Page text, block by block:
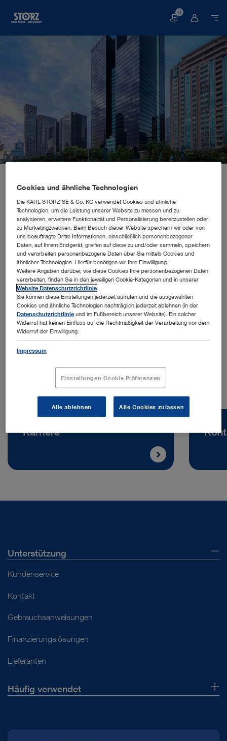
Warenkorb
0
VERTRIEBS- UND MARKETINGNIEDERLASSUNG
KARL STORZ Endoscopy
(Shanghai) Limited
Adresse:
KARL STORZ Endoscopy (Shanghai) Limited
No. 8 Jianguomenwai Street, Chaoyang District
Karriere
Unterstützung
Kundenservice
Kontakt
Gebrauchsanweisungen
Finanzierungslösungen
Lieferanten
Häufig verwendet
Cookies und ähnliche Technologien
Die KARL STORZ SE & Co. KG verwendet Cookies und ähnliche
Technologien, um die Leistung unserer Website zu messen und zu
analysieren, erweitere Funktionalität und Personalisierung bereitzustellen oder
zu Marketingzwecken. Beim Besuch dieser Website speichern wir oder von
uns beauftragte Dritte Informationen, einschließlich personenbezogener
Daten, auf Ihrem Endgerät, greifen auf diese zu und/oder sammeln, speichern
und verarbeiten personenbezogene Daten über Sie mittels Cookies und
ähnlicher Technologien. Hierfür benötigen wir Ihre Einwilligung.
Weitere Angaben darüber, wie diese Cookies Ihre personenbezogenen Daten
verarbeiten, finden Sie in den jeweiligen Cookie-Kategorien und in unserer
Website Datenschutzrichtlinie
Sie können diese Einstellungen jederzeit aufrufen und die ausgewählten
Cookies und ähnliche Technologien nachträglich jederzeit ablehnen (in der
Datenschutzrichtlinie und im Fußbereich unserer Website). Ein solcher
Widerruf hat keinen Einfluss auf die Rechtmäßigkeit der Verarbeitung vor dem
Widerruf der Einwilligung.
Impressum
Einstellungen Cookie Präferenzen
Alle ablehnen Alle Cookies zulassen